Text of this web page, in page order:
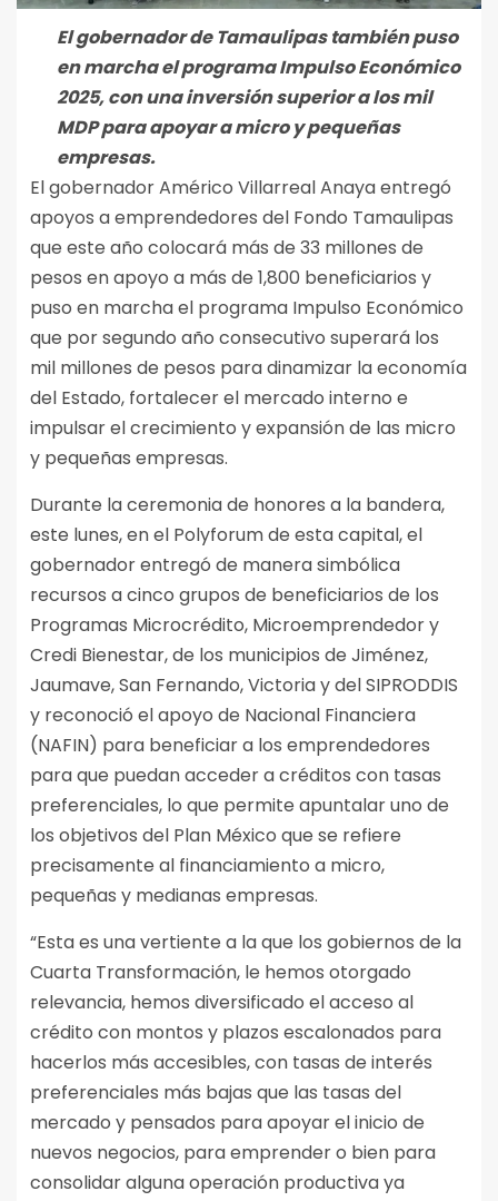
El gobernador de Tamaulipas también puso
en marcha el programa Impulso Económico
2025, con una inversión superior a los mil
MDP para apoyar a micro y pequeñas
empresas.
El gobernador Américo Villarreal Anaya entregó
apoyos a emprendedores del Fondo Tamaulipas
que este año colocará más de 33 millones de
pesos en apoyo a más de 1,800 beneficiarios y
puso en marcha el programa Impulso Económico
que por segundo año consecutivo superará los
mil millones de pesos para dinamizar la economía
del Estado, fortalecer el mercado interno e
impulsar el crecimiento y expansión de las micro
y pequeñas empresas.
Durante la ceremonia de honores a la bandera,
este lunes, en el Polyforum de esta capital, el
gobernador entregó de manera simbólica
recursos a cinco grupos de beneficiarios de los
Programas Microcrédito, Microemprendedor y
Credi Bienestar, de los municipios de Jiménez,
Jaumave, San Fernando, Victoria y del SIPRODDIS
y reconoció el apoyo de Nacional Financiera
(NAFIN) para beneficiar a los emprendedores
para que puedan acceder a créditos con tasas
preferenciales, lo que permite apuntalar uno de
los objetivos del Plan México que se refiere
precisamente al financiamiento a micro,
pequeñas y medianas empresas.
“Esta es una vertiente a la que los gobiernos de la
Cuarta Transformación, le hemos otorgado
relevancia, hemos diversificado el acceso al
crédito con montos y plazos escalonados para
hacerlos más accesibles, con tasas de interés
preferenciales más bajas que las tasas del
mercado y pensados para apoyar el inicio de
nuevos negocios, para emprender o bien para
consolidar alguna operación productiva ya